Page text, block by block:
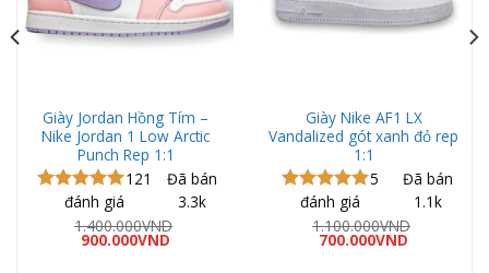
Giày Jordan Hồng Tím –
Nike Jordan 1 Low Arctic
Punch Rep 1:1
Được xếp
hạng 5.00
121
đánh giá
Đã bán
3.3k
1.400.000VND
Giá
gốc
900.000VND
Giày Nike AF1 LX
Vandalized gót xanh đỏ rep
1:1
Được xếp
hạng 5.00
5 sao
5
đánh giá
Đã bán
1.1k
1.100.000VND
Giá
gốc
700.000VND